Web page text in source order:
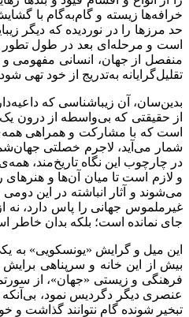
خرافه‌ها زیسته و گام‌به‌گام با
حد مرزها را در نوردیده که دیگر
است و مرحله‌ای بعد در طول تطور
منفصل از جهان، انسانی مفهومی و
تقلیل‌گرایانه به‌تدریج از خود تهی
بدین‌سان، آن زیباشناسی که
از حقیقتی که بی‌واسطه از درون
است که با مشارکت و همراهی
شمار می‌آید، لاجرم خصلتی
در چارچوب این نگاه تاریخ‌مند،
و لازم است تا میان آن‌ها و
می‌شوند و آثار انباشته در این
غیرملموس جهانی را پاس دارد،
جای نمانده است؛ بلکه بدان
این میل و گرایش «یونسکویی» به
بیش از این خانه و سرپناهی
فرهنگی و زیستی «جهان»، از
عنصری دیگر دگردیس نمود،
تبخیر شونده گام نتوانند گذاشت و